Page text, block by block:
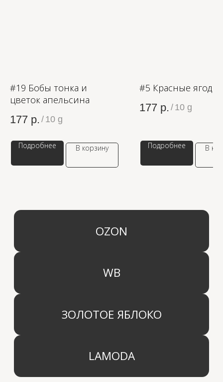
#19 Бобы тонка и
цветок апельсина
177 р. / 10 g
Подробнее В корзину
#5 Красные ягоды
177 р. / 10 g
Подробнее В
КАТЕГОРИИ МЕНЮ
Оптовым партнерам
Контакты
КОМПАНИЯ
+7 (495) 136 69 40
Политика конфиденциальности